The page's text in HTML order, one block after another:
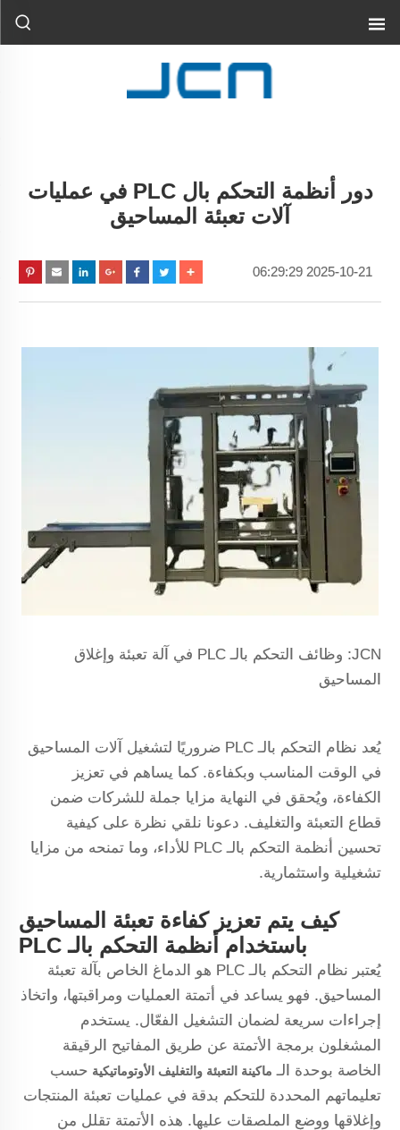
دور أنظمة التحكم بال PLC في عمليات
آلات تعبئة المساحيق
2025-10-21 06:29:29
JCN: وظائف التحكم بالـ PLC في آلة تعبئة وإغلاق
المساحيق
يُعد نظام التحكم بالـ PLC ضروريًا لتشغيل آلات المساحيق
في الوقت المناسب وبكفاءة. كما يساهم في تعزيز
الكفاءة، ويُحقق في النهاية مزايا جملة للشركات ضمن
قطاع التعبئة والتغليف. دعونا نلقي نظرة على كيفية
تحسين أنظمة التحكم بالـ PLC للأداء، وما تمنحه من مزايا
تشغيلية واستثمارية.
كيف يتم تعزيز كفاءة تعبئة المساحيق
باستخدام أنظمة التحكم بالـ PLC
يُعتبر نظام التحكم بالـ PLC هو الدماغ الخاص بآلة تعبئة
المساحيق. فهو يساعد في أتمتة العمليات ومراقبتها، واتخاذ
إجراءات سريعة لضمان التشغيل الفعّال. يستخدم
المشغلون برمجة الأتمتة عن طريق المفاتيح الرقيقة
الخاصة بوحدة الـ ماكينة التعبئة والتغليف الأوتوماتيكية حسب
تعليماتهم المحددة للتحكم بدقة في عمليات تعبئة المنتجات
وإغلاقها ووضع الملصقات عليها. هذه الأتمتة تقلل من